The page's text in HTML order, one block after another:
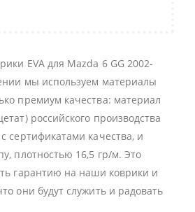
EVA для Mazda 6 GG 2002-
мы используем материалы
премиум качества: материал
российского производства
сертификатами качества, и
плотностью 16,5 гр/м. Это
гарантию на наши коврики и
они будут служить и радовать